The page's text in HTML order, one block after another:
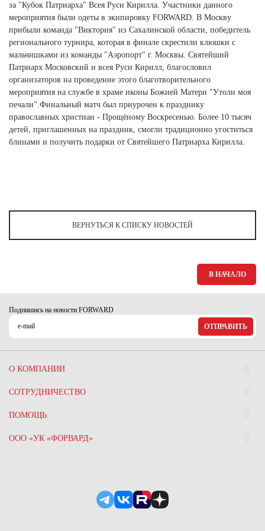
Ханты-Мансийский автономный округ (3)
Челябинская область (2)
Ямало-Ненецкий автономный округ (1)
Ярославская область (1)
за "Кубок Патриарха" Всея Руси Кирилла. Участники данного
мероприятия были одеты в экипировку FORWARD. В Москву
прибыли команда "Виктория" из Сахалинской области, победитель
регионального турнира, которая в финале скрестили клюшки с
мальчишками из команды "Аэропорт" г. Москвы. Святейший
Патриарх Московский и всея Руси Кирилл, благословил
организаторов на проведение этого благотворительного
мероприятия на службе в храме иконы Божией Матери "Утоли моя
печали".Финальный матч был приурочен к празднику
православных христиан - Прощёному Воскресенью. Более 10 тысяч
детей, приглашенных на праздник, смогли традиционно угоститься
блинами и получить подарки от Святейшего Патриарха Кирилла.
ВЕРНУТЬСЯ К СПИСКУ НОВОСТЕЙ
В НАЧАЛО
Подпишись на новости FORWARD
ОТПРАВИТЬ
О КОМПАНИИ
СОТРУДНИЧЕСТВО
ПОМОЩЬ
ООО «УК «ФОРВАРД»